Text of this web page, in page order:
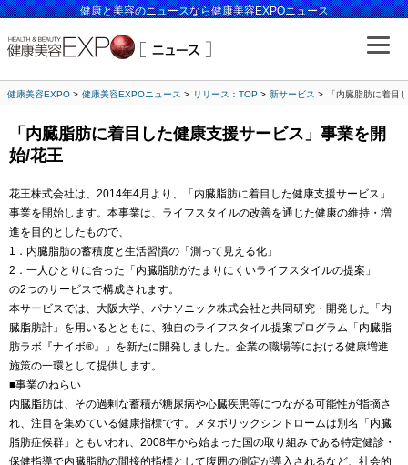
健康と美容のニュースなら健康美容EXPOニュース
健康美容EXPO 健康美容EXPOニュース リリース：TOP 新サービス 「内臓脂肪に着目
「内臓脂肪に着目した健康支援サービス」事業を開
始/花王
花王株式会社は、2014年4月より、「内臓脂肪に着目した健康支援サービス」
事業を開始します。本事業は、ライフスタイルの改善を通じた健康の維持・増
進を目的としたもので、
1．内臓脂肪の蓄積度と生活習慣の「測って見える化」
2．一人ひとりに合った「内臓脂肪がたまりにくいライフスタイルの提案」
の2つのサービスで構成されます。
本サービスでは、大阪大学、パナソニック株式会社と共同研究・開発した「内
臓脂肪計」を用いるとともに、独自のライフスタイル提案プログラム「内臓脂
肪ラボ『ナイボ®』」を新たに開発しました。企業の職場等における健康増進
施策の一環として提供します。
■事業のねらい
内臓脂肪は、その過剰な蓄積が糖尿病や心臓疾患等につながる可能性が指摘さ
れ、注目を集めている健康指標です。メタボリックシンドロームは別名「内臓
脂肪症候群」ともいわれ、2008年から始まった国の取り組みである特定健診・
保健指導で内臓脂肪の間接的指標として腹囲の測定が導入されるなど、社会的